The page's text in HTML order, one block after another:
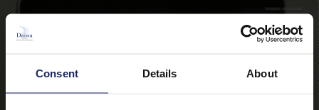
Consent Details About